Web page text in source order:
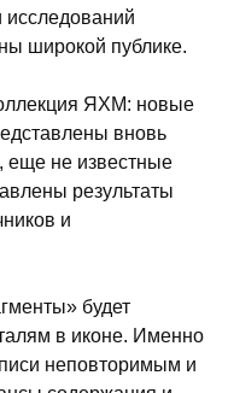
исследований
широкой публике.
ЯХМ: новые
вновь
еще не известные
результаты
и
будет
в иконе. Именно
неповторимым и